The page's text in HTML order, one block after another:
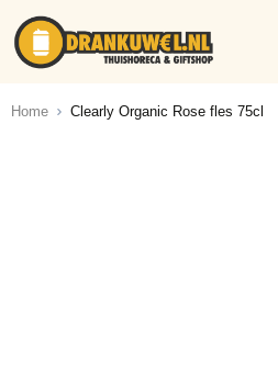
Ga naar de inhoud
Home Clearly Organic Rose fles 75cl